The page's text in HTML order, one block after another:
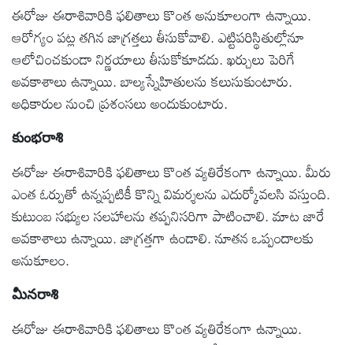
ఈరోజు ఈరాశివారికి ఫలితాలు కొంత అనుకూలంగా ఉన్నాయి.
ఆరోగ్యం పట్ల తగిన జాగ్రత్తలు తీసుకోవాలి. ఎట్టిపరిస్థితుల్లోనూ
ఆలోచించకుండా నిర్ణయాలు తీసుకోకూడదు. ఖర్చులు పెరిగే
అవకాశాలు ఉన్నాయి. బాల్యస్నేహితులను కలుసుకుంటారు.
అధికారుల నుంచి ప్రశంసలు అందుకుంటారు.
కుంభరాశి
ఈరోజు ఈరాశివారికి ఫలితాలు కొంత వ్యతిరేకంగా ఉన్నాయి. మీరు
ఎంత ఓర్పుతో ఉన్నప్పటికీ కొన్ని విమర్శలను ఎదుర్కోవలసి వస్తుంది.
కుటుంబ సభ్యుల సలహాలను తప్పనిసరిగా పాటించాలి. మాట జారే
అవకాశాలు ఉన్నాయి. జాగ్రత్తగా ఉండాలి. నూతన ఒప్పందాలకు
అనుకూలం.
మీనరాశి
ఈరోజు ఈరాశివారికి ఫలితాలు కొంత వ్యతిరేకంగా ఉన్నాయి.